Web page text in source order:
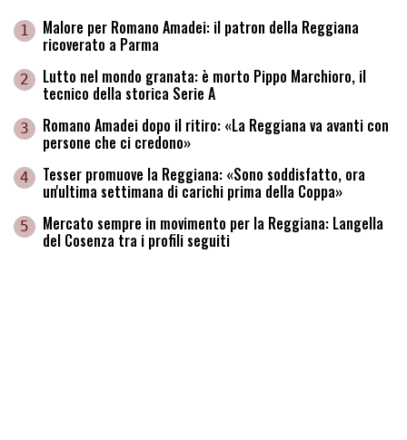
1 Malore per Romano Amadei: il patron della Reggiana
ricoverato a Parma
2 Lutto nel mondo granata: è morto Pippo Marchioro, il
tecnico della storica Serie A
3 Romano Amadei dopo il ritiro: «La Reggiana va avanti con
persone che ci credono»
4 Tesser promuove la Reggiana: «Sono soddisfatto, ora
un'ultima settimana di carichi prima della Coppa»
5 Mercato sempre in movimento per la Reggiana: Langella
del Cosenza tra i profili seguiti